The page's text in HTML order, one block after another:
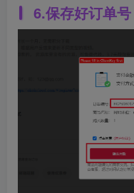
6.保存好订单号